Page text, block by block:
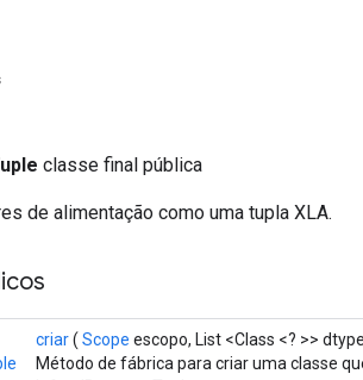
classe final pública
de alimentação como uma tupla XLA.
criar( Scope escopo, List <Class <? >>
Método de fábrica para criar uma classe